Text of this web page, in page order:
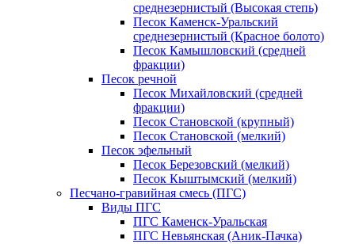
среднезернистый (Высокая степь)
Песок Каменск-Уральский
среднезернистый (Красное болото)
Песок Камышловский (средней
фракции)
Песок речной
Песок Михайловский (средней
фракции)
Песок Становской (крупный)
Песок Становской (мелкий)
Песок эфельный
Песок Березовский (мелкий)
Песок Кыштымский (мелкий)
Песчано-гравийная смесь (ПГС)
Виды ПГС
ПГС Каменск-Уральская
ПГС Невьянская (Аник-Пачка)